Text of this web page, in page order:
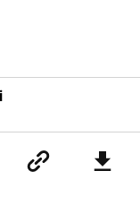
di testate